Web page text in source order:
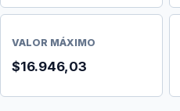
VALOR MÁXIMO
$16.946,03